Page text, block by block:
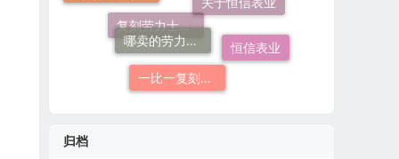
关于恒信表业
复刻劳力士手表
恒信表业
哪卖的劳力士日志36高仿好
归档